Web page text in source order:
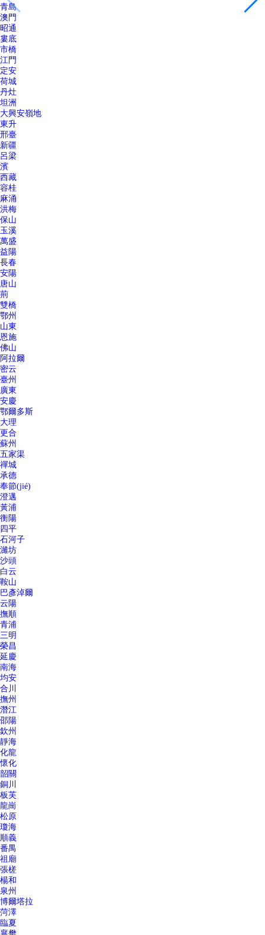
青島
澳門
昭通
婁底
市橋
江門
定安
荷城
丹灶
坦洲
大興安嶺地
東升
邢臺
新疆
呂梁
濱
西藏
容桂
麻涌
洪梅
保山
玉溪
萬盛
益陽
長春
安陽
唐山
荊
雙橋
鄂州
山東
恩施
佛山
阿拉爾
密云
臺州
廣東
安慶
鄂爾多斯
大理
更合
蘇州
五家渠
禪城
承德
奉節(jié)
澄邁
黃浦
衡陽
四平
石河子
濰坊
沙頭
白云
鞍山
巴彥淖爾
云陽
撫順
青浦
三明
榮昌
延慶
南海
均安
合川
撫州
潛江
邵陽
欽州
靜海
化龍
懷化
韶關
銅川
板芙
龍崗
松原
瓊海
順義
番禺
祖廟
張槎
楊和
泉州
博爾塔拉
菏澤
臨夏